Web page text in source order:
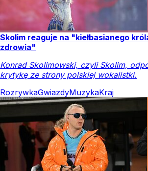
Skolim reaguje na "kiełbasianego
zdrowia"
Konrad Skolimowski, czyli Skolim,
krytykę ze strony polskiej wokalistki.
RozrywkaGwiazdyMuzykaKraj